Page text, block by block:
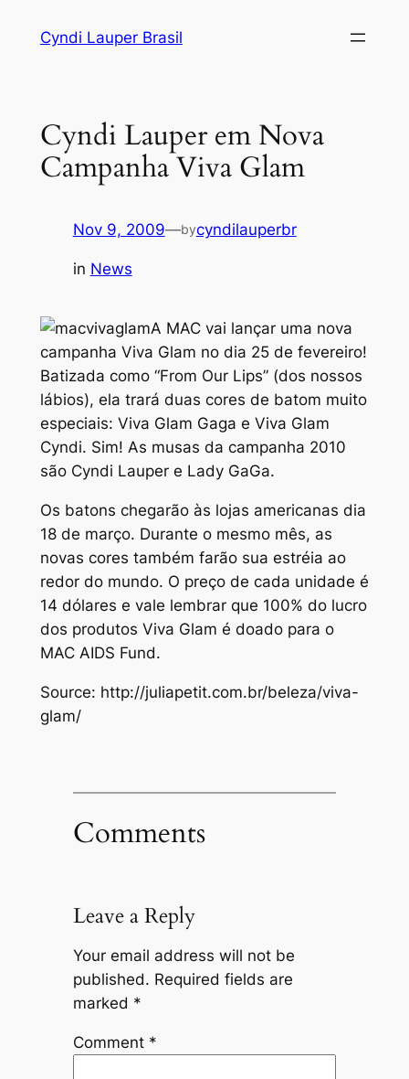
Cyndi Lauper Brasil
Cyndi Lauper em Nova
Campanha Viva Glam
Nov 9, 2009—bycyndilauperbr
in News
A MAC vai lançar uma nova
campanha Viva Glam no dia 25 de fevereiro!
Batizada como “From Our Lips” (dos nossos
lábios), ela trará duas cores de batom muito
especiais: Viva Glam Gaga e Viva Glam
Cyndi. Sim! As musas da campanha 2010
são Cyndi Lauper e Lady GaGa.
Os batons chegarão às lojas americanas dia
18 de março. Durante o mesmo mês, as
novas cores também farão sua estréia ao
redor do mundo. O preço de cada unidade é
14 dólares e vale lembrar que 100% do lucro
dos produtos Viva Glam é doado para o
MAC AIDS Fund.
Source: http://juliapetit.com.br/beleza/viva-
glam/
Comments
Leave a Reply
Your email address will not be
published. Required fields are
marked *
Comment *